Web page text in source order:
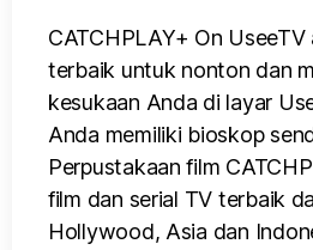
CATCHPLAY+ On UseeTV
terbaik untuk nonton dan
kesukaan Anda di layar
Anda memiliki bioskop
Perpustakaan film
film dan serial TV terbaik
Hollywood, Asia dan